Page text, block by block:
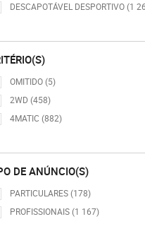
DESCAPOTÁVEL DESPORTIVO (1
OMITIDO (5)
2WD (458)
4MATIC (882)
DE ANÚNCIO(S)
PARTICULARES (178)
PROFISSIONAIS (1 167)